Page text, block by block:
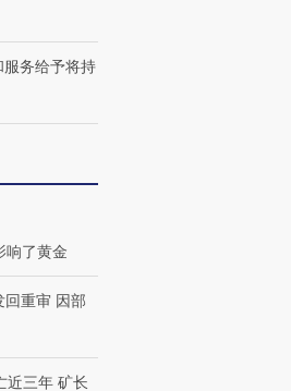
的印
将教
机”？难民潮撕裂西班牙
飞地休达
【商旅对话】华住集团
务给予将持
响了黄金
回重审 因部
近三年 矿长